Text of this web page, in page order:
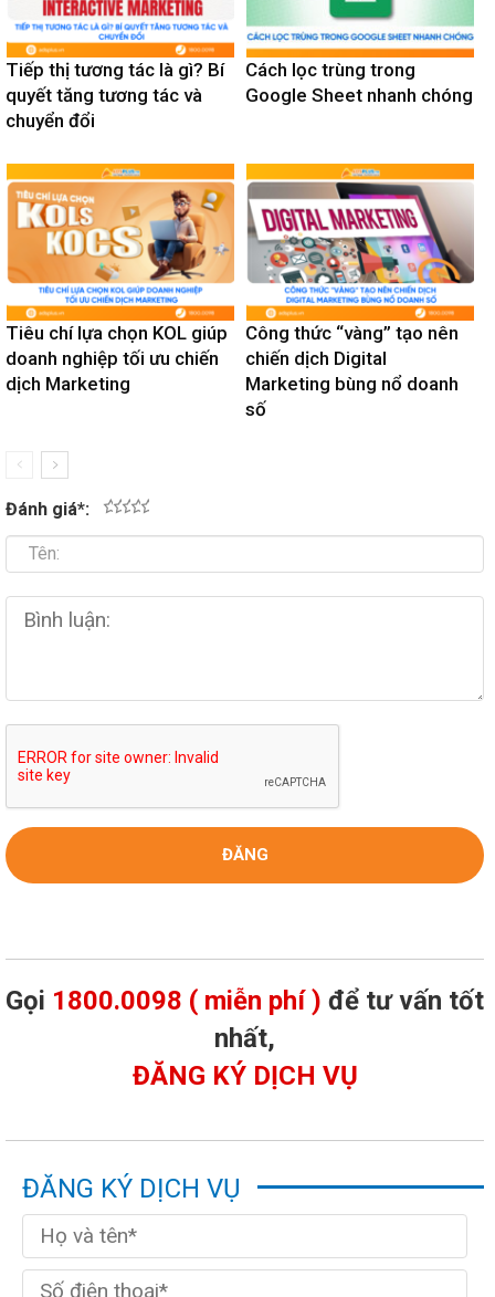
Tiếp thị tương tác là gì? Bí
quyết tăng tương tác và
chuyển đổi
Cách lọc trùng trong
Google Sheet nhanh chóng
Tiêu chí lựa chọn KOL giúp
doanh nghiệp tối ưu chiến
dịch Marketing
Công thức “vàng” tạo nên
chiến dịch Digital
Marketing bùng nổ doanh
số
Đánh giá*:
Gọi 1800.0098 ( miễn phí ) để tư vấn tốt
nhất,
ĐĂNG KÝ DỊCH VỤ
ĐĂNG KÝ DỊCH VỤ